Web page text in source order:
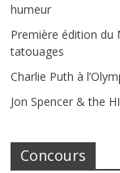
humeur
Première édition du
tatouages
Charlie Puth à
Jon Spencer & the
Concours